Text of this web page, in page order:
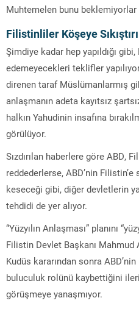
Muhtemelen bunu beklemiyorlar
Filistinliler Köşeye
Şimdiye kadar hep yapıldığı
edemeyecekleri teklifler
direnen taraf Müslümanlarmış
anlaşmanın adeta kayıtsız
halkın Yahudinin insafına
görülüyor.
Sızdırılan haberlere göre ABD,
reddederlerse, ABD’nin Filistin’e
keseceği gibi, diğer devletlerin
tehdidi de yer alıyor.
“Yüzyılın Anlaşması” planını
Filistin Devlet Başkanı Mahmud
Kudüs kararından sonra
buluculuk rolünü kaybettiğini
görüşmeye yanaşmıyor.